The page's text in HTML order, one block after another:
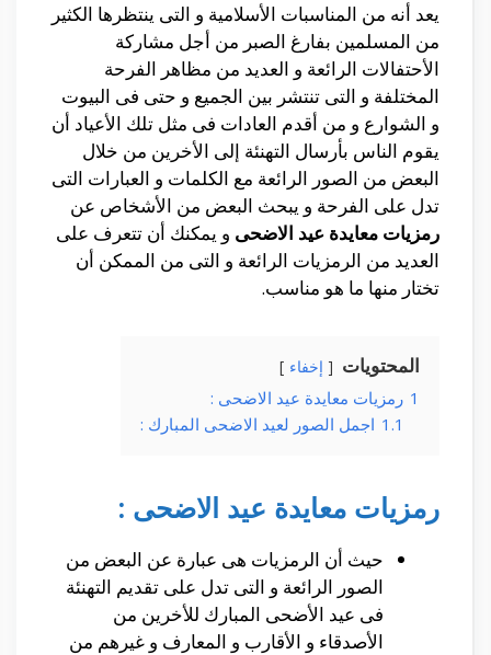
يعد أنه من المناسبات الأسلامية و التى ينتظرها الكثير
من المسلمين بفارغ الصبر من أجل مشاركة
الأحتفالات الرائعة و العديد من مظاهر الفرحة
المختلفة و التى تنتشر بين الجميع و حتى فى البيوت
و الشوارع و من أقدم العادات فى مثل تلك الأعياد أن
يقوم الناس بأرسال التهنئة إلى الأخرين من خلال
البعض من الصور الرائعة مع الكلمات و العبارات التى
تدل على الفرحة و يبحث البعض من الأشخاص عن
رمزيات معايدة عيد الاضحى و يمكنك أن تتعرف على
العديد من الرمزيات الرائعة و التى من الممكن أن
تختار منها ما هو مناسب.
المحتويات إخفاء
1 رمزيات معايدة عيد الاضحى :
1.1 اجمل الصور لعيد الاضحى المبارك :
رمزيات معايدة عيد الاضحى :
حيث أن الرمزيات هى عبارة عن البعض من
الصور الرائعة و التى تدل على تقديم التهنئة
فى عيد الأضحى المبارك للأخرين من
الأصدقاء و الأقارب و المعارف و غيرهم من